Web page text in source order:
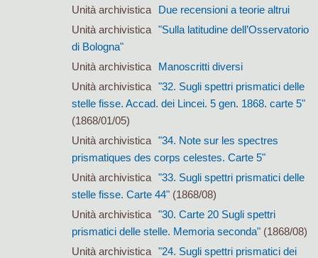
Unità archivistica
Due recensioni a teorie altrui
Unità archivistica "Sulla latitudine dell’Osservatorio
di Bologna"
Unità archivistica
Manoscritti diversi
Unità archivistica "32. Sugli spettri prismatici delle
stelle fisse. Accad. dei Lincei. 5 gen. 1868. carte 5"
(1868/01/05)
Unità archivistica "34. Note sur les spectres
prismatiques des corps celestes. Carte 5"
Unità archivistica "33. Sugli spettri prismatici delle
stelle fisse. Carte 44"(1868/08)
Unità archivistica "30. Carte 20 Sugli spettri
prismatici delle stelle. Memoria seconda"(1868/08)
Unità archivistica "24. Sugli spettri prismatici dei